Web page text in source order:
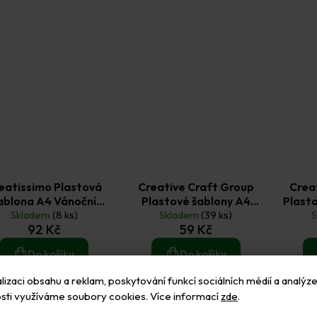
obsahu a reklam, poskytování funkcí sociálních médií a
využíváme soubory cookies. Více informací zde.
Plastová
A4 Vánoční
bordury 2 ks
Skladem (8 ks)
92 Kč
Do košíku
Creative Craft Group
Plastové šablony A4
Květiny 4 ks
Skladem (39 ks)
59 Kč
Do košíku